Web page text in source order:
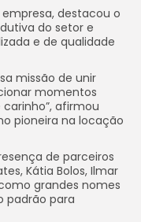
destacou o
do setor e
e de qualidade
missão de unir
momentos
afirmou
pioneira na locação
de parceiros
Kátia Bolos, Ilmar
grandes nomes
padrão para